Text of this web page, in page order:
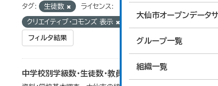
大仙市オープンデータ
グループ一覧
組織一覧
タグ: 生徒数 ライセンス:
クリエイティブ・コモンズ 表示
フィルタ結果
中学校別学級数・生徒数・教員数